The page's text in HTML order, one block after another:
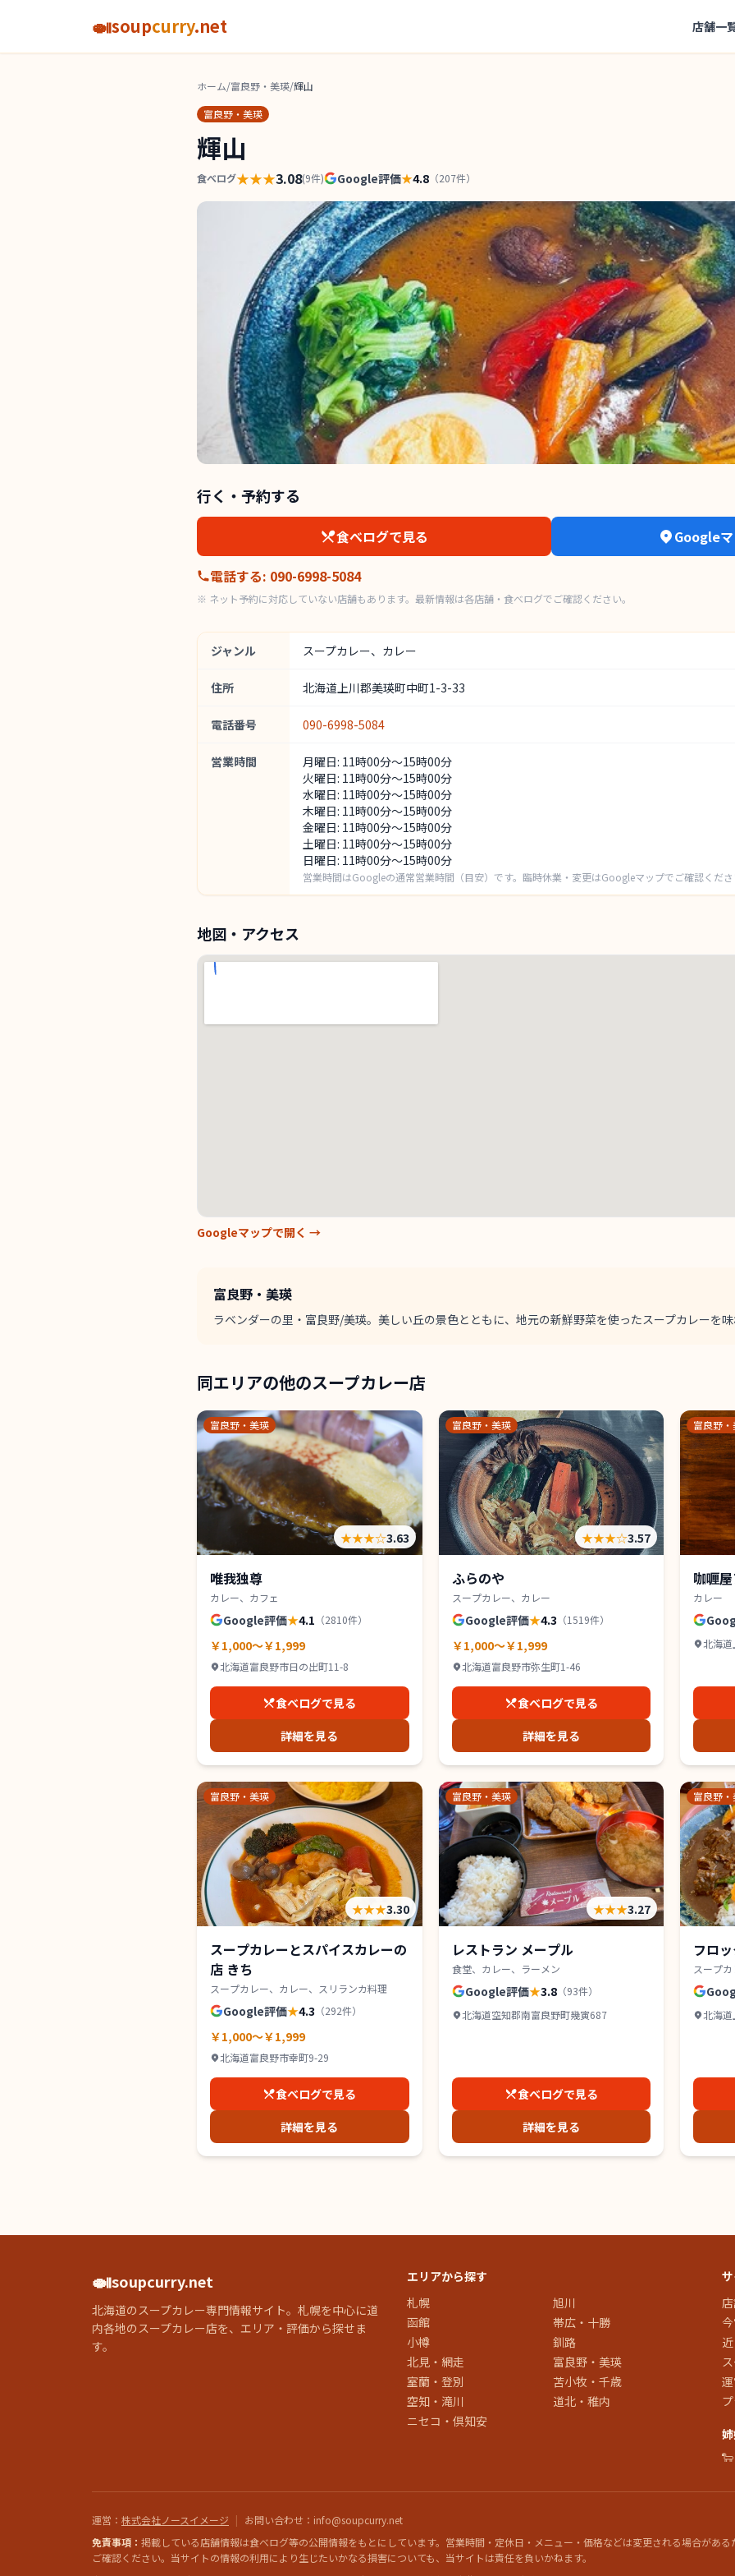
🍛soupcurry.net 店舗一
ホーム/富良野・美瑛/輝山
富良野・美瑛
輝山
食べログ★★★3.08(9件) Google評価★4.8 （207件）
行く・予約する
食べログで見る
Google
電話する: 090-6998-5084
※ ネット予約に対応していない店舗もあります。最新情報は各店舗・食べログでご確認ください。
ジャンル スープカレー、カレー
住所 北海道上川郡美瑛町中町1-3-33
電話番号 090-6998-5084
営業時間
月曜日: 11時00分～15時00分
火曜日: 11時00分～15時00分
水曜日: 11時00分～15時00分
木曜日: 11時00分～15時00分
金曜日: 11時00分～15時00分
土曜日: 11時00分～15時00分
日曜日: 11時00分～15時00分
営業時間はGoogleの通常営業時間（目安）です。臨時休業・変更はGoogleマップでご確認くだ
地図・アクセス
Googleマップで開く →
富良野・美瑛
ラベンダーの里・富良野/美瑛。美しい丘の景色とともに、地元の新鮮野菜を使ったスープカレーを
同エリアの他のスープカレー店
富良野・美瑛
★★★☆3.63
唯我独尊
カレー、カフェ
Google評価★4.1 （2810件）
￥1,000～￥1,999
北海道富良野市日の出町11-8
食べログで見る
詳細を見る
富良野・美瑛
★★★☆3.57
ふらのや
スープカレー、カレー
Google評価★4.3 （1519件）
￥1,000～￥1,999
北海道富良野市弥生町1-46
食べログで見る
詳細を見る
富良野
咖喱
カレー
北海
富良野・美瑛
★★★3.30
スープカレーとスパイスカレーの
店 きち
スープカレー、カレー、スリランカ料理
Google評価★4.3 （292件）
￥1,000～￥1,999
北海道富良野市幸町9-29
食べログで見る
詳細を見る
富良野・美瑛
★★★3.27
レストラン メープル
食堂、カレー、ラーメン
Google評価★3.8（93件）
北海道空知郡南富良野町幾寅687
食べログで見る
詳細を見る
富良野
フロ
スープ
北海
🍛soupcurry.net
北海道のスープカレー専門情報サイト。札幌を中心に道
内各地のスープカレー店を、エリア・評価から探せま
す。
エリアから探す
札幌
旭川
函館
帯広・十勝
小樽
釧路
北見・網走
富良野・美瑛
室蘭・登別
苫小牧・千歳
空知・滝川
道北・稚内
ニセコ・倶知安
運営 ： 株式会社ノースイメージ | お問い合わせ ：info@soupcurry.net
免責事項： 掲載している店舗情報は食べログ等の公開情報をもとにしています。営業時間・定休日・メニュー・価格などは変更される場合があ
ご確認ください。当サイトの情報の利用により生じたいかなる損害についても、当サイトは責任を負いかねます。